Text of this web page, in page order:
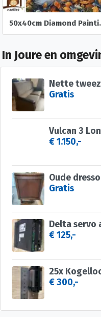
50x40cm
In Joure en
Nette
Gratis
€ 1.150,-
Oude
Gratis
Delta servo
€ 125,-
€ 300,-